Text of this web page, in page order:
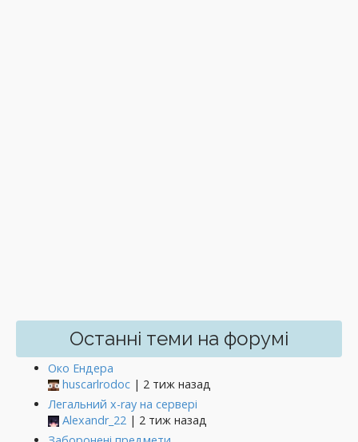
Останні теми на форумі
Око Ендера
huscarlrodoc | 2 тиж назад
Легальний x-ray на сервері
Alexandr_22 | 2 тиж назад